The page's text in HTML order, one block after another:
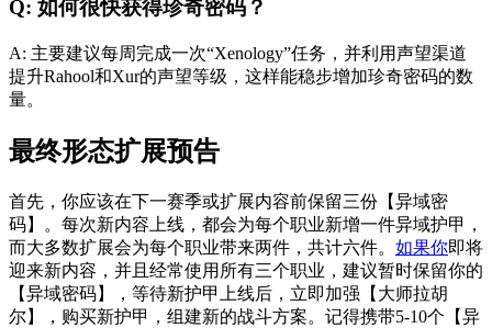
Q: 如何很快获得珍奇密码？
A: 主要建议每周完成一次“Xenology”任务，并利用声望渠道
提升Rahool和Xur的声望等级，这样能稳步增加珍奇密码的数
量。
最终形态扩展预告
首先，你应该在下一赛季或扩展内容前保留三份【异域密
码】。每次新内容上线，都会为每个职业新增一件异域护甲，
而大多数扩展会为每个职业带来两件，共计六件。 如果你即将
迎来新内容，并且经常使用所有三个职业，建议暂时保留你的
【异域密码】，等待新护甲上线后，立即加强【大师拉胡
尔】，购买新护甲，组建新的战斗方案。记得携带5-10个【异